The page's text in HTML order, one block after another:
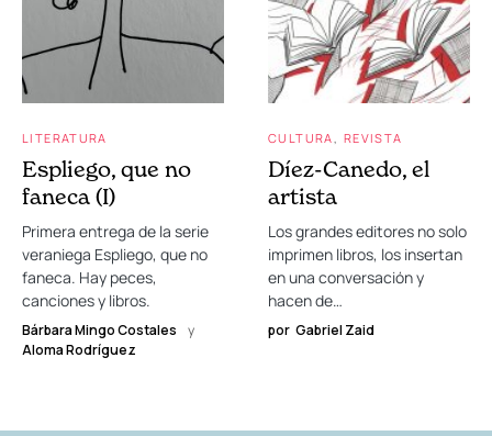
LITERATURA
Espliego, que no
faneca (I)
Primera entrega de la serie
veraniega Espliego, que no
faneca. Hay peces,
canciones y libros.
Bárbara Mingo Costales
y
Aloma Rodríguez
CULTURA REVISTA
Díez-Canedo, el
artista
Los grandes editores no solo
imprimen libros, los insertan
en una conversación y
hacen de…
por Gabriel Zaid